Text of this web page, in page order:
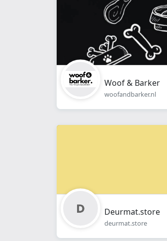
Woof & Barker
woofandbarker.nl
Deurmat.store
deurmat.store